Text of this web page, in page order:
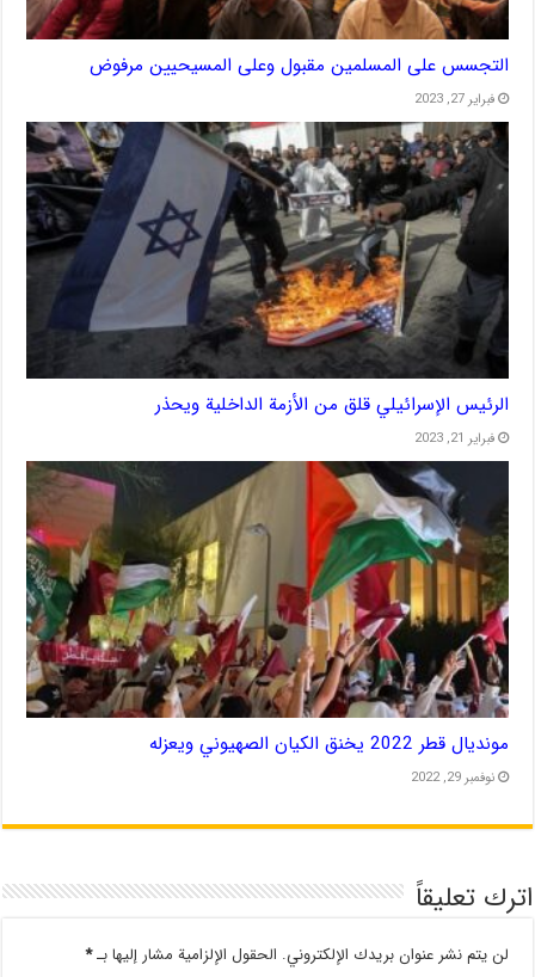
التجسس على المسلمين مقبول وعلى المسيحيين مرفوض
فبراير 27, 2023
الرئيس الإسرائيلي قلق من الأزمة الداخلية ويحذر
فبراير 21, 2023
مونديال قطر 2022 يخنق الكيان الصهيوني ويعزله
نوفمبر 29, 2022
اترك تعليقاً
لن يتم نشر عنوان بريدك الإلكتروني. الحقول الإلزامية مشار إليها بـ*